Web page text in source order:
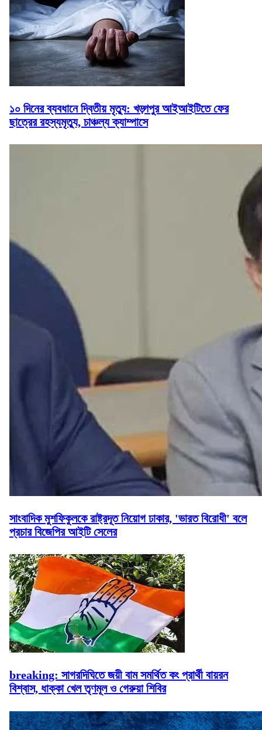
১০ দিনের ব্যবধানে দ্বিতীয় মৃত্যু: খড়্গপুর আইআইটিতে ফের
ছাত্রের রহস্যমৃত্যু, চাঞ্চল্য ক্যাম্পাসে
সাংবাদিক মুশফিকুলকে রাষ্ট্রদূত নিয়োগ ঢাকার, 'ভারত বিরোধী' বলে
প্রচার বিজেপির আইটি সেলের
breaking: সাগরদিঘিতে জয়ী বাম সমর্থিত কং প্রার্থী বায়রন
বিশ্বাস, ধাক্কা খেল তৃণমূল ও গেরুয়া শিবির